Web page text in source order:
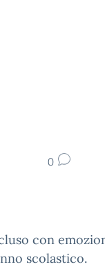
0
con
scolastico.